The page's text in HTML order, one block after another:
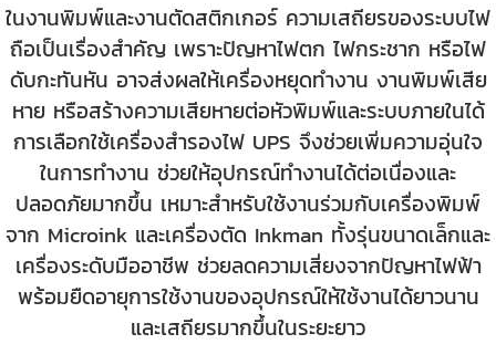
ในงานพิมพ์และงานตัดสติกเกอร์ ความเสถียรของระบบไฟ
ถือเป็นเรื่องสำคัญ เพราะปัญหาไฟตก ไฟกระชาก หรือไฟ
ดับกะทันหัน อาจส่งผลให้เครื่องหยุดทำงาน งานพิมพ์เสีย
หาย หรือสร้างความเสียหายต่อหัวพิมพ์และระบบภายในได้
การเลือกใช้เครื่องสำรองไฟ UPS จึงช่วยเพิ่มความอุ่นใจ
ในการทำงาน ช่วยให้อุปกรณ์ทำงานได้ต่อเนื่องและ
ปลอดภัยมากขึ้น เหมาะสำหรับใช้งานร่วมกับเครื่องพิมพ์
จาก Microink และเครื่องตัด Inkman ทั้งรุ่นขนาดเล็กและ
เครื่องระดับมืออาชีพ ช่วยลดความเสี่ยงจากปัญหาไฟฟ้า
พร้อมยืดอายุการใช้งานของอุปกรณ์ให้ใช้งานได้ยาวนาน
และเสถียรมากขึ้นในระยะยาว